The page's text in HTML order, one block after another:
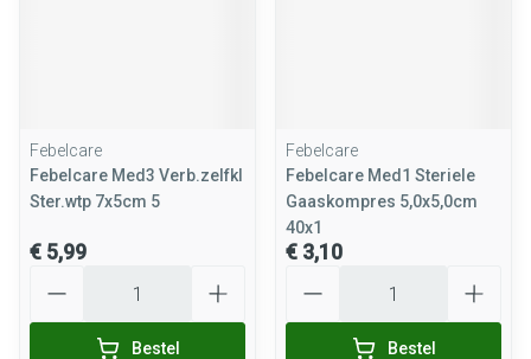
Febelcare
Febelcare Med3 Verb.zelfkl
Ster.wtp 7x5cm 5
€ 5,99
Bestel
Febelcare
Febelcare Med1 Steriele
Gaaskompres 5,0x5,0cm
40x1
€ 3,10
Bestel